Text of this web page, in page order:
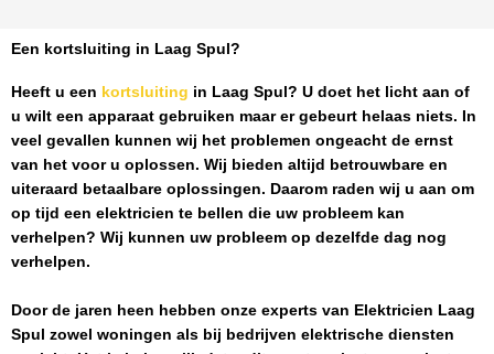
Een kortsluiting in Laag Spul?
Heeft u een kortsluiting in Laag Spul ? U doet het licht aan of
u wilt een apparaat gebruiken maar er gebeurt helaas niets. In
veel gevallen kunnen wij het problemen ongeacht de ernst
van het voor u oplossen. Wij bieden altijd betrouwbare en
uiteraard betaalbare oplossingen. Daarom raden wij u aan om
op tijd een elektricien te bellen die uw probleem kan
verhelpen? Wij kunnen uw probleem op dezelfde dag nog
verhelpen.
Door de jaren heen hebben onze experts van Elektricien Laag
Spul zowel woningen als bij bedrijven elektrische diensten